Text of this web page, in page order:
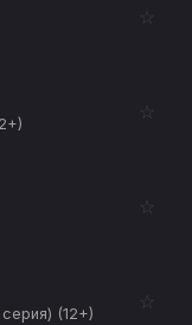
☆
☆
☆
(12+)
☆